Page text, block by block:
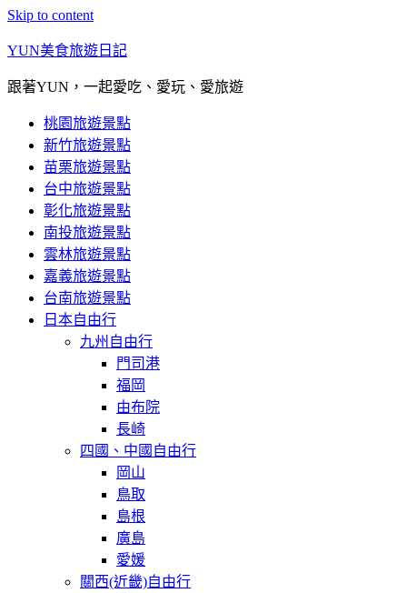
Skip to content
YUN美食旅遊日記
跟著YUN，一起愛吃、愛玩、愛旅遊
桃園旅遊景點
新竹旅遊景點
苗栗旅遊景點
台中旅遊景點
彰化旅遊景點
南投旅遊景點
雲林旅遊景點
嘉義旅遊景點
台南旅遊景點
日本自由行
九州自由行
門司港
福岡
由布院
長崎
四國、中國自由行
岡山
鳥取
島根
廣島
愛媛
關西(近畿)自由行